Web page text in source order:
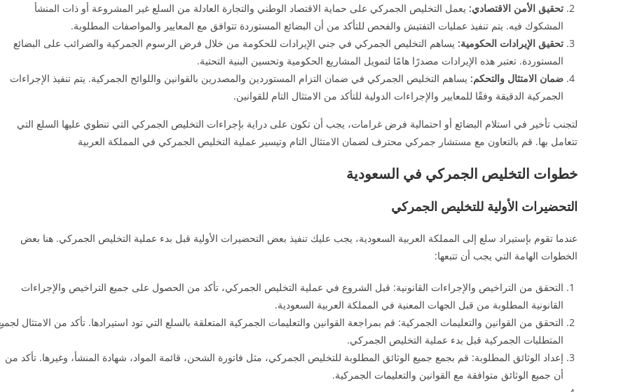
تحقيق الأمن الاقتصادي: يعمل التخليص الجمركي على حماية الاقتصاد الوطني والتجارة العادلة من السلع غير المشروعة أو ذات المنشأ
المشكوك فيه. يتم تنفيذ عمليات التفتيش والفحص للتأكد من أن البضائع المستوردة تتوافق مع المعايير والمواصفات المطلوبة.
تحقيق الإيرادات الحكومية: يساهم التخليص الجمركي في جني الإيرادات للحكومة من خلال فرض الرسوم الجمركية والضرائب على البضائع
المستوردة. تعتبر هذه الإيرادات مصدرًا هامًا لتمويل المشاريع الحكومية وتحسين البنية التحتية.
ضمان الامتثال والتحكم: يساهم التخليص الجمركي في ضمان التزام المستوردين والمصدرين بالقوانين واللوائح الجمركية. يتم تنفيذ الإجراءات
الجمركية الدقيقة وفقًا للمعايير والإجراءات الدولية للتأكد من الامتثال التام للقوانين.
لتجنب تأخير في استلام البضائع أو احتمالية فرض غرامات، يجب أن تكون على دراية بإجراءات التخليص الجمركي التي تنطوي عليها السلع التي
تتعامل بها. قم بالتعاون مع مستشار جمركي محترف لضمان الامتثال التام وتيسير عملية التخليص الجمركي في المملكة العربية
خطوات التخليص الجمركي في السعودية
التحضيرات الأولية للتخليص الجمركي
عندما تقوم بإستيراد سلع إلى المملكة العربية السعودية، يجب عليك تنفيذ بعض التحضيرات الأولية قبل بدء عملية التخليص الجمركي. هنا بعض
الخطوات الهامة التي يجب أن تتبعها:
التحقق من التراخيص والإجراءات القانونية: قبل الشروع في عملية التخليص الجمركي، تأكد من الحصول على جميع التراخيص والإجراءات
القانونية المطلوبة من قبل الجهات المعنية في المملكة العربية السعودية.
التحقق من القوانين والتعليمات الجمركية: قم بمراجعة القوانين والتعليمات الجمركية المتعلقة بالسلع التي تود استيرادها. تأكد من الامتثال
المتطلبات الجمركية قبل بدء عملية التخليص الجمركي.
إعداد الوثائق المطلوبة: قم بجمع جميع الوثائق المطلوبة للتخليص الجمركي، مثل فاتورة الشحن، قائمة المواد، شهادة المنشأ، وغيرها. تأكد من
أن جميع الوثائق متوافقة مع القوانين والتعليمات الجمركية.